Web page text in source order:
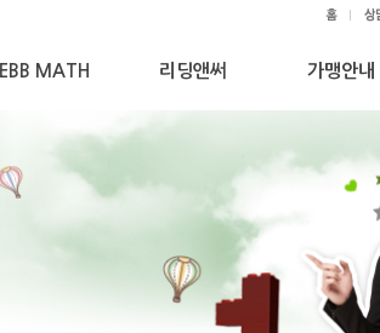
EBB MATH 리딩앤써 가맹안내